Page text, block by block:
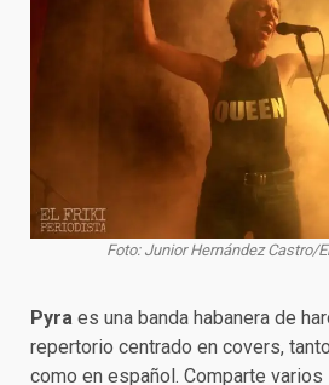
Foto: Junior Hernández Castro/
Pyra es una banda habanera de
repertorio centrado en covers,
como en español. Comparte